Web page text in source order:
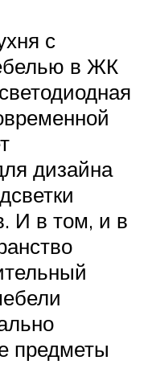
с
в ЖК
дизайна
И в том, и в
предметы